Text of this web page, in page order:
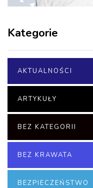
Kategorie
AKTUALNOŚCI
ARTYKUŁY
BEZ KATEGORII
BEZ KRAWATA
BEZPIECZEŃSTWO